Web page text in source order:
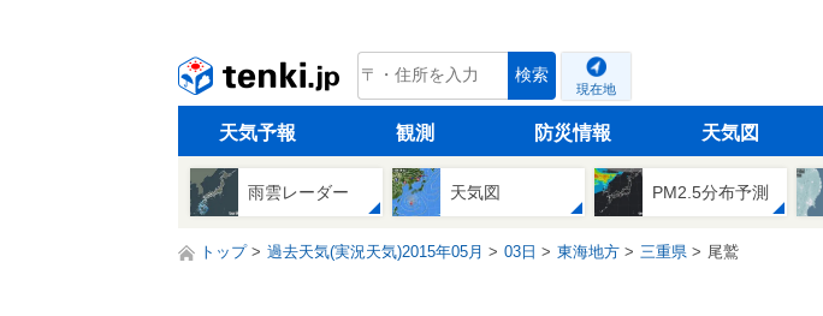
tenki.jp 検索
現在地
天気予報 観測 防災情報 天気図
雨雲レーダー 天気図 PM2.5分布予測
トップ 過去天気(実況天気)2015年05月 03日 東海地方 三重県 尾鷲